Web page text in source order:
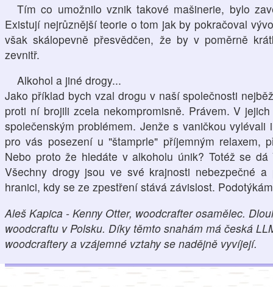
Tím co umožnilo vznik takové mašinerie, bylo
Existují nejrůznější teorie o tom jak by pokračoval
však skálopevně přesvědčen, že by v poměrně
zevnitř.
Alkohol a jiné drogy...
Jako příklad bych vzal drogu v naší společnosti
proti ní brojili zcela nekompromisně. Právem. V
společenským problémem. Jenže s vaničkou
pro vás posezení u "štamprle" příjemným relaxem,
Nebo proto že hledáte v alkoholu únik? Totéž se
Všechny drogy jsou ve své krajnosti nebezpečné
hranici, kdy se ze zpestření stává závislost.
Aleš Kapica - Kenny Otter, woodcrafter osamělec.
woodcraftu v Polsku. Díky těmto snahám má česká
woodcraftery a vzájemné vztahy se nadějně vyvíjejí.